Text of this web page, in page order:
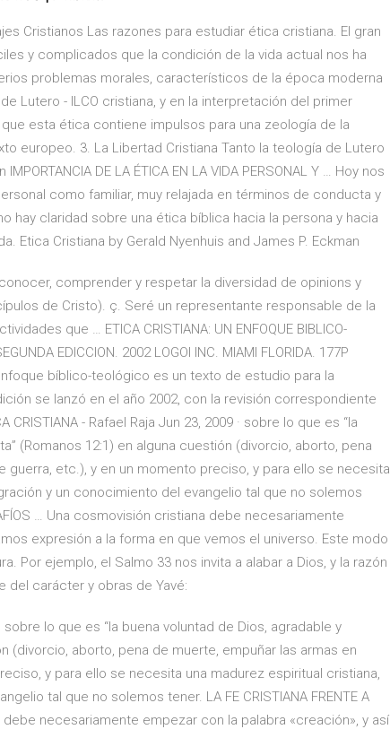
Cristianos Las razones para estudiar ética cristiana. El gran
y complicados que la condición de la vida actual nos ha
problemas morales, característicos de la época moderna
Lutero - ILCO cristiana, y en la interpretación del primer
esta ética contiene impulsos para una zeología de la
europeo. 3. La Libertad Cristiana Tanto la teología de Lutero
DE LA ÉTICA EN LA VIDA PERSONAL Y … Hoy nos
como familiar, muy relajada en términos de conducta y
hay claridad sobre una ética bíblica hacia la persona y hacia
Etica Cristiana by Gerald Nyenhuis and James P. Eckman
comprender y respetar la diversidad de opinions y
de Cristo). ç. Seré un representante responsable de la
que … ETICA CRISTIANA: UN ENFOQUE BIBLICO-
EDICCION. 2002 LOGOI INC. MIAMI FLORIDA. 177P
bíblico-teológico es un texto de estudio para la
se lanzó en el año 2002, con la revisión correspondiente
- Rafael Raja Jun 23, 2009 · sobre lo que es “la
(Romanos 12:1) en alguna cuestión (divorcio, aborto, pena
guerra, etc.), y en un momento preciso, y para ello se necesita
y un conocimiento del evangelio tal que no solemos
… Una cosmovisión cristiana debe necesariamente
expresión a la forma en que vemos el universo. Este modo
Por ejemplo, el Salmo 33 nos invita a alabar a Dios, y la razón
del carácter y obras de Yavé:
sobre lo que es “la buena voluntad de Dios, agradable y
(divorcio, aborto, pena de muerte, empuñar las armas en
y para ello se necesita una madurez espiritual cristiana,
tal que no solemos tener. LA FE CRISTIANA FRENTE A
debe necesariamente empezar con la palabra «creación», y así